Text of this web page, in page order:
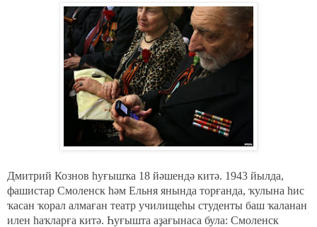
Дмитрий Кознов һуғышҡа 18 йәшендә китә. 1943 йылда,
фашистар Смоленск һәм Ельня янында торғанда, ҡулына һис
ҡасан ҡорал алмаған театр училищеһы студенты баш ҡаланан
илен һаҡларға китә. Һуғышта аҙағынаса була: Смоленск